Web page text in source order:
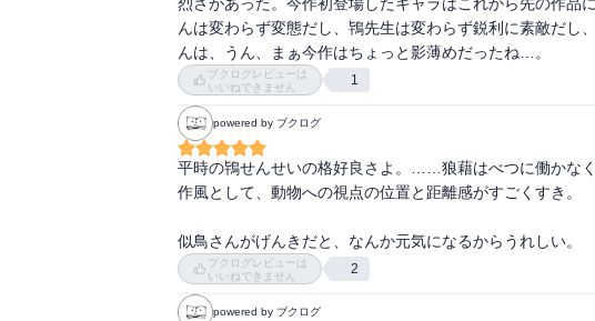
【怪物】和田郡大谷町に出没する。秀島光蔵（ひでしま・
るのに難渋しているとき遭遇しその後、金丸清三（かなま
かり食べ罠を破壊し、前加寿子（まえ・かずこ）さん五十
し、唐牛修二（かろうじ・しゅうじ）さん七十四歳が小屋
【楓ヶ丘動物園】桃くんたちが勤める動物園。最近事件の
【カオリ】保護されたマヒワ。
【感染症】珍しいペットを欲しがり多様化して輸入動物か
一例。動物園でも危険回避のために種々の手段が取られて
【キーパーズトーク】飼育員による担当動物のガイド。
【北村】「週刊文椿（しゅうかんぶんちゅん）」の女性記者
【ギンジ】イヌワシの雄、二十二歳。警戒心が強い。
【グリーンイグアナの鱗】服部君《あれを見て歯すら磨き
そして今作では七森さんが大活躍！
シリーズ通して勇気があるキャラ設定ではあると思ってい
た…！
今後も桃君の従弟が出てくる事はあるのだろうか？
いつものメンバーに加えて、また好きなキャラが増えてく
んは変わらず変態だし、鴇先生は変わらず鋭利に素敵だし
んは、うん、まぁ今作はちょっと影薄めだったね…。
ブクログレビューは
いいねできません
1
powered by ブクログ
平時の鴇せんせいの格好良さよ。……狼藉はべつに働かなく
作風として、動物への視点の位置と距離感がすごくすき。
似鳥さんがげんきだと、なんか元気になるからうれしい。
ブクログレビューは
いいねできません
2
powered by ブクログ